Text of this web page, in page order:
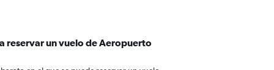
reservar un vuelo de Aeropuerto